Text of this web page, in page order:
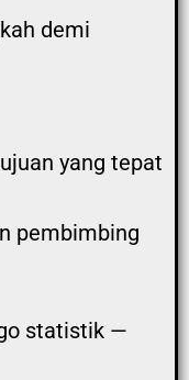
demi
yang tepat
pembimbing
statistik —